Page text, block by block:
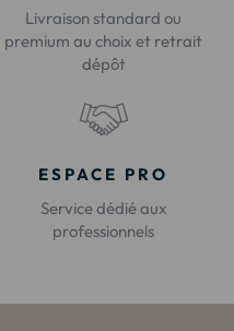
Livraison standard ou
premium au choix et retrait
dépôt
ESPACE PRO
Service dédié aux
professionnels